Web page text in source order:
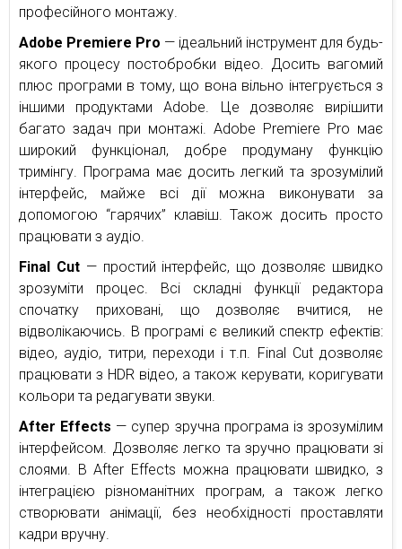
професійного монтажу.
Adobe Premiere Pro — ідеальний інструмент для будь-
якого процесу постобробки відео. Досить вагомий
плюс програми в тому, що вона вільно інтегрується з
іншими продуктами Adobe. Це дозволяє вирішити
багато задач при монтажі. Adobe Premiere Pro має
широкий функціонал, добре продуману функцію
тримінгу. Програма має досить легкий та зрозумілий
інтерфейс, майже всі дії можна виконувати за
допомогою “гарячих” клавіш. Також досить просто
працювати з аудіо.
Final Cut— простий інтерфейс, що дозволяє швидко
зрозуміти процес. Всі складні функції редактора
спочатку приховані, що дозволяє вчитися, не
відволікаючись. В програмі є великий спектр ефектів:
відео, аудіо, титри, переходи і т.п. Final Cut дозволяє
працювати з HDR відео, а також керувати, коригувати
кольори та редагувати звуки.
After Effects — супер зручна програма із зрозумілим
інтерфейсом. Дозволяє легко та зручно працювати зі
слоями. В After Effects можна працювати швидко, з
інтеграцією різноманітних програм, а також легко
створювати анімації, без необхідності проставляти
кадри вручну.